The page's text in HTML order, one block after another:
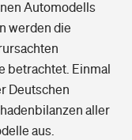
Automodells
werden die
betrachtet. Einmal
Deutschen
aller
aus.